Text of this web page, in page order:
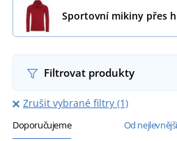
Sportovní mikiny přes
Filtrovat produkty
Zrušit vybrané filtry (1)
Doporučujeme Od